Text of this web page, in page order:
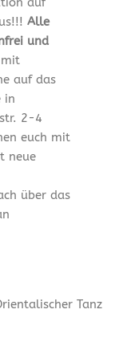
Alle
und
mit
auf das
in
2-4
euch mit
neue
über das
Tanz